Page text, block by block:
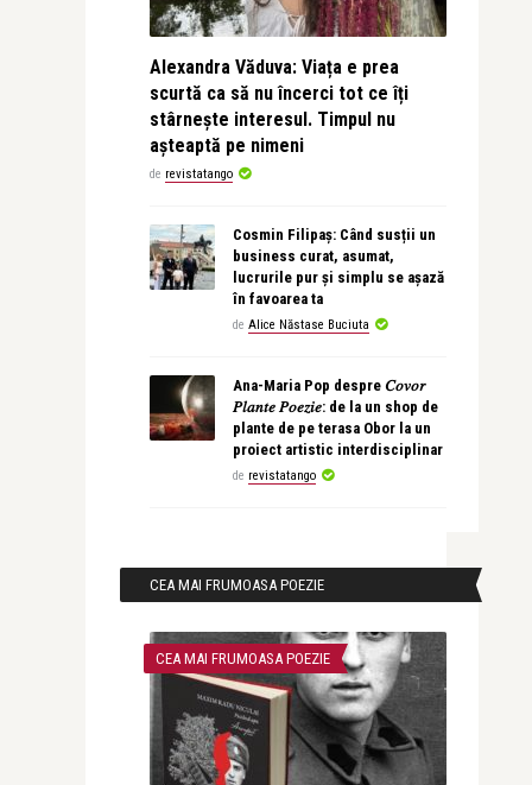
Alexandra Văduva: Viața e prea
scurtă ca să nu încerci tot ce îți
stârnește interesul. Timpul nu
așteaptă pe nimeni
de revistatango
Cosmin Filipaș: Când susții un
business curat, asumat,
lucrurile pur și simplu se așază
în favoarea ta
de Alice Năstase Buciuta
Ana-Maria Pop despre 𝐶𝑜𝑣𝑜𝑟
𝑃𝑙𝑎𝑛𝑡𝑒 𝑃𝑜𝑒𝑧𝑖𝑒: de la un shop de
plante de pe terasa Obor la un
proiect artistic interdisciplinar
de revistatango
CEA MAI FRUMOASA POEZIE
CEA MAI FRUMOASA POEZIE